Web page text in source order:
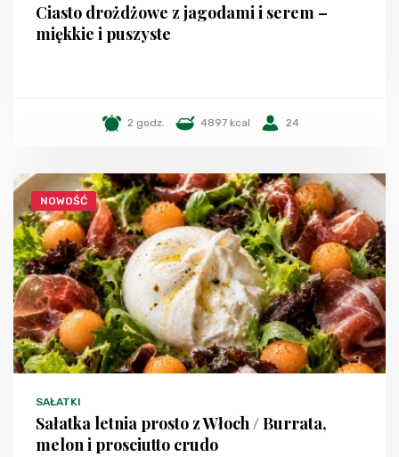
Ciasto drożdżowe z jagodami i serem –
miękkie i puszyste
2 godz. 4897 kcal 24
NOWOŚĆ
SAŁATKI
Sałatka letnia prosto z Włoch / Burrata,
melon i prosciutto crudo